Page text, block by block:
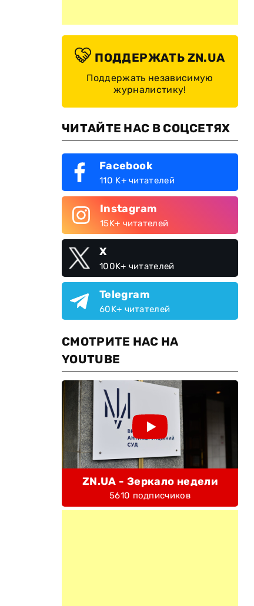
ПОДДЕРЖАТЬ ZN.UA
Поддержать независимую
журналистику!
ЧИТАЙТЕ НАС В СОЦСЕТЯХ
Facebook
110 K+ читателей
Instagram
15K+ читателей
X
100K+ читателей
Telegram
60K+ читателей
СМОТРИТЕ НАС НА
YOUTUBE
ZN.UA - Зеркало недели
5610 подписчиков